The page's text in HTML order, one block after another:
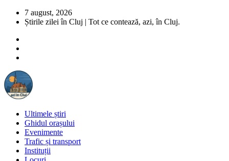
7 august, 2026
Știrile zilei în Cluj | Tot ce contează, azi, în Cluj.
Ultimele știri
Ghidul orașului
Evenimente
Trafic și transport
Instituții